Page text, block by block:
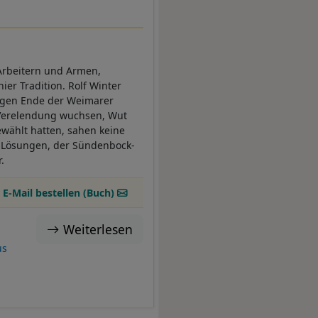
und Armen,
Tradition. Rolf Winter
Ende der Weimarer
wuchsen, Wut
hatten, sahen keine
der Sündenbock-
Mail bestellen (Buch)
Weiterlesen